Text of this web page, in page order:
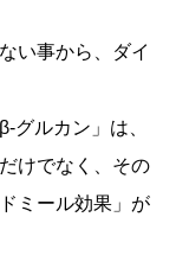
い事から、ダイ
グルカン」は、
けでなく、その
ミール効果」が